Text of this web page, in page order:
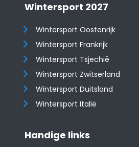
Wintersport 2027
Wintersport Oostenrijk
Wintersport Frankrijk
Wintersport Tsjechië
Wintersport Zwitserland
Wintersport Duitsland
Wintersport Italië
Handige links